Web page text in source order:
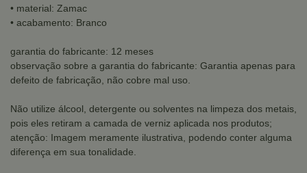
• material: Zamac
• acabamento: Branco
garantia do fabricante: 12 meses
observação sobre a garantia do fabricante: Garantia apenas para
defeito de fabricação, não cobre mal uso.
Não utilize álcool, detergente ou solventes na limpeza dos metais,
pois eles retiram a camada de verniz aplicada nos produtos;
atenção: Imagem meramente ilustrativa, podendo conter alguma
diferença em sua tonalidade.